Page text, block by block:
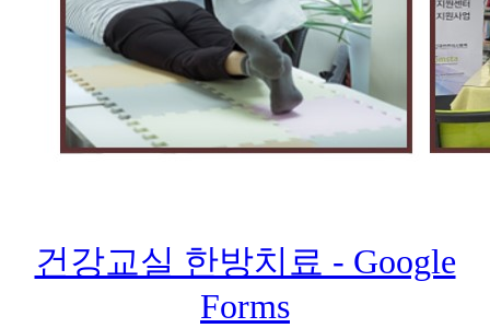
건강교실 한방치료 - Google
Forms